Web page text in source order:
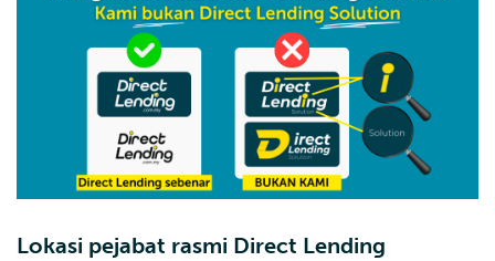
Lokasi pejabat rasmi Direct Lending